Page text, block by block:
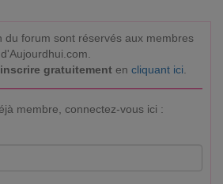
du forum sont réservés aux membres
d'Aujourdhui.com.
inscrire gratuitementen cliquant ici
membre, connectez-vous ici :